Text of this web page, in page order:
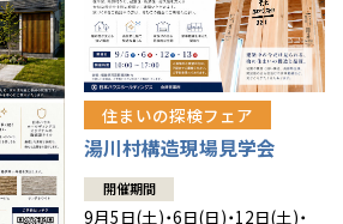
住まいの探検フェア
湯川村構造現場見学会
開催期間
9月5日(土)・6日(日)・12日(土)・